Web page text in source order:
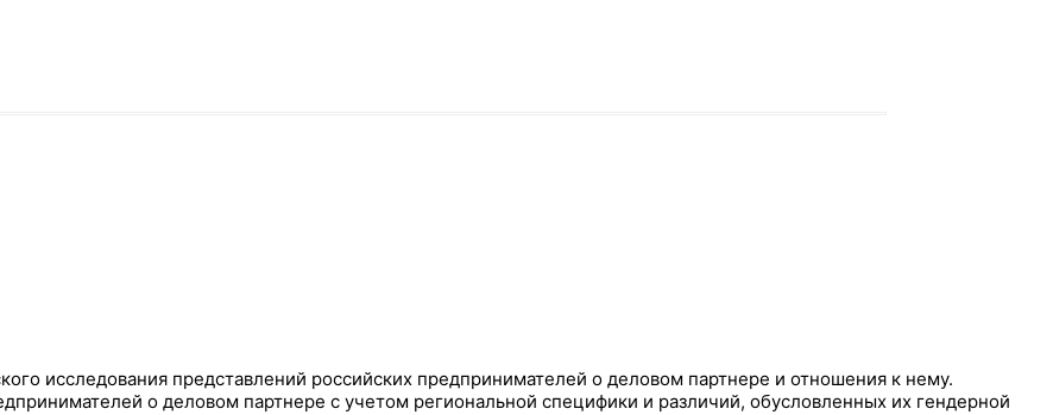
исследования представлений российских предпринимателей о деловом партнере и отношения к нему.
о деловом партнере с учетом региональной специфики и различий, обусловленных их гендерной